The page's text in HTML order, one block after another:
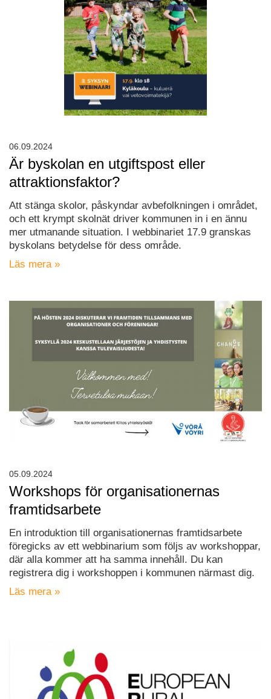
Är byskolan en utgiftspost eller
attraktionsfaktor?
Att stänga skolor, påskyndar avbefolkningen i området,
och ett krympt skolnät driver kommunen in i en ännu
mer utmanande situation. I webbinariet 17.9 granskas
byskolans betydelse för dess område.
Läs mera »
06.09.2024
Workshops för organisationernas
framtidsarbete
En introduktion till organisationernas framtidsarbete
föregicks av ett webbinarium som följs av workshoppar,
där alla kommer att ha samma innehåll. Du kan
registrera dig i workshoppen i kommunen närmast dig.
Läs mera »
05.09.2024